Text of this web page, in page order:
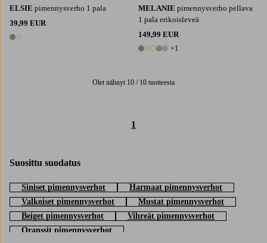
ELSIE pimennysverho 1 pala
39,99 EUR
2 värejä
MELANIE pimennysverho pellava
1 pala erikoisleveä
149,99 EUR
6 värejä
+1
Olet nähnyt 10 / 10 tuotteesta
1
Suosittu suodatus
Siniset pimennysverhot
Harmaat pimennysverhot
Valkoiset pimennysverhot
Mustat pimennysverhot
Beiget pimennysverhot
Vihreät pimennysverhot
Oranssit pimennysverhot